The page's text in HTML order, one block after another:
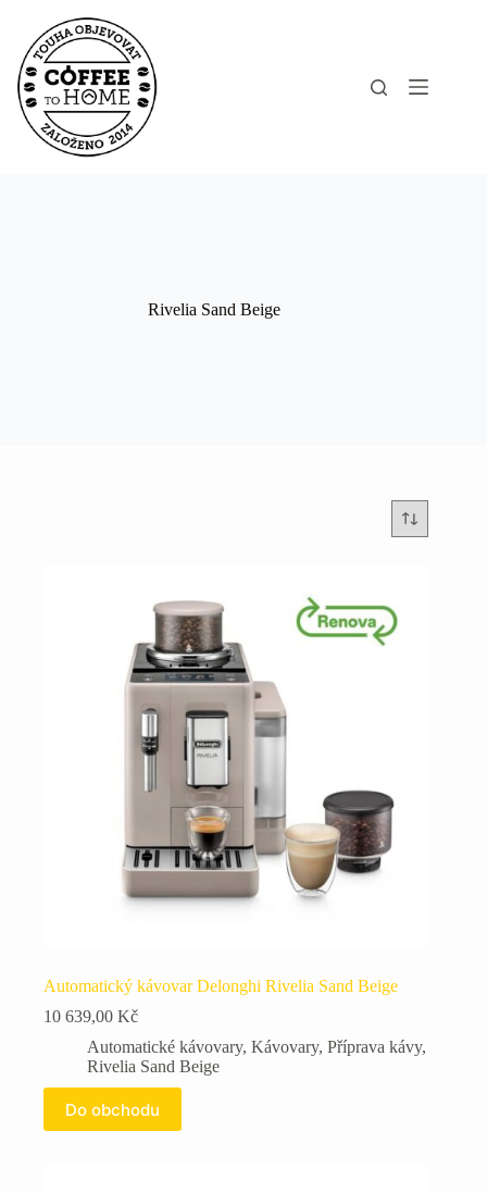
content
Rivelia Sand Beige
Automatický kávovar Delonghi Rivelia Sand Beige
10 639,00 Kč
Automatické kávovary, Kávovary, Příprava kávy,
Rivelia Sand Beige
Do obchodu